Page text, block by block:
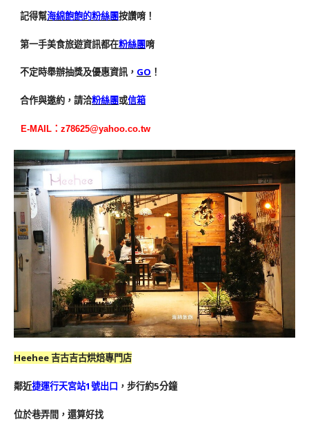
記得幫海綿飽飽的粉絲團按讚唷！
第一手美食旅遊資訊都在粉絲團唷
不定時舉辦抽獎及優惠資訊， GO ！
合作與邀約，請洽粉絲團或信箱
E-MAIL： z78625@yahoo.co.tw
Heehee 吉古吉古烘焙專門店
鄰近捷運行天宮站1號出口 ，步行約5分鐘
位於巷弄間，還算好找